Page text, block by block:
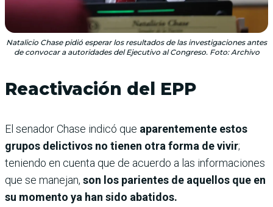
Natalicio Chase pidió esperar los resultados de las investigaciones antes
de convocar a autoridades del Ejecutivo al Congreso. Foto: Archivo
Reactivación del EPP
El senador Chase indicó que aparentemente estos
grupos delictivos no tienen otra forma de vivir;
teniendo en cuenta que de acuerdo a las informaciones
que se manejan, son los parientes de aquellos que en
su momento ya han sido abatidos.